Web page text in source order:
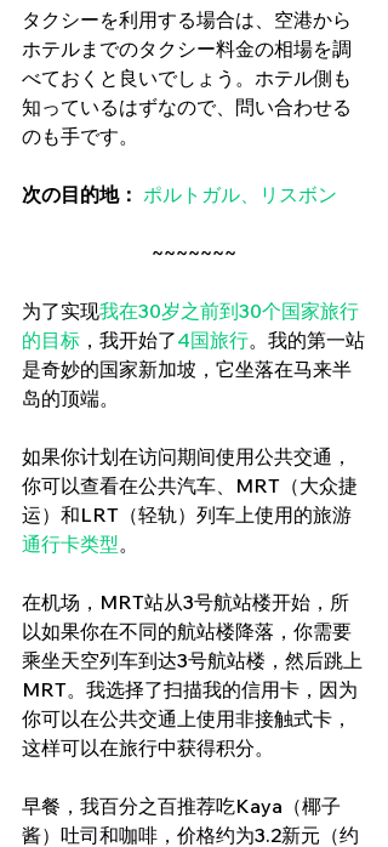
タクシーを利用する場合は、空港から
ホテルまでのタクシー料金の相場を調
べておくと良いでしょう。ホテル側も
知っているはずなので、問い合わせる
のも手です。
次の目的地： ポルトガル、リスボン
~~~~~~~
为了实现我在30岁之前到30个国家旅行
的目标 ，我开始了4国旅行。我的第一站
是奇妙的国家新加坡，它坐落在马来半
岛的顶端。
如果你计划在访问期间使用公共交通，
你可以查看在公共汽车、MRT（大众捷
运）和LRT（轻轨）列车上使用的旅游
通行卡类型。
在机场，MRT站从3号航站楼开始，所
以如果你在不同的航站楼降落，你需要
乘坐天空列车到达3号航站楼，然后跳上
MRT。我选择了扫描我的信用卡，因为
你可以在公共交通上使用非接触式卡，
这样可以在旅行中获得积分。
早餐，我百分之百推荐吃Kaya（椰子
酱）吐司和咖啡，价格约为3.2新元（约